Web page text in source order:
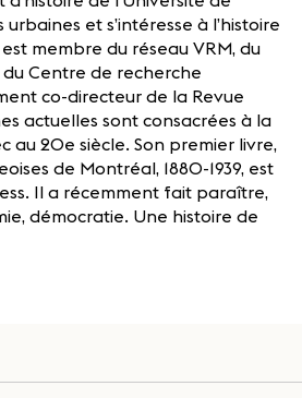
et s’intéresse à l’histoire
membre du réseau VRM, du
Centre de recherche
co-directeur de la Revue
actuelles sont consacrées à la
20e siècle. Son premier livre,
de Montréal, 1880-1939, est
Il a récemment fait paraître,
démocratie. Une histoire de